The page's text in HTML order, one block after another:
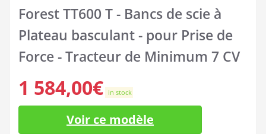
Forest TT600 T - Bancs de scie à
Plateau basculant - pour Prise de
Force - Tracteur de Minimum 7 CV
1 584,00€ in stock
Voir ce modèle